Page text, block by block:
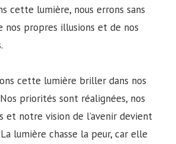
cette lumière, nous errons sans
nos propres illusions et de nos
cette lumière briller dans nos
priorités sont réalignées, nos
et notre vision de l’avenir devient
lumière chasse la peur, car elle